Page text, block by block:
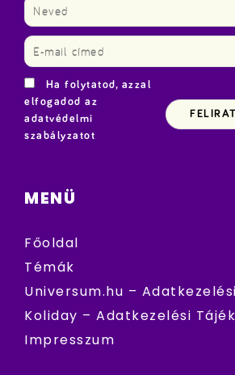
Ha folytatod, azzal
elfogadod az
adatvédelmi
szabályzatot
MENÜ
Főoldal
Témák
Universum.hu –
Koliday – Adatkezelési
Impresszum